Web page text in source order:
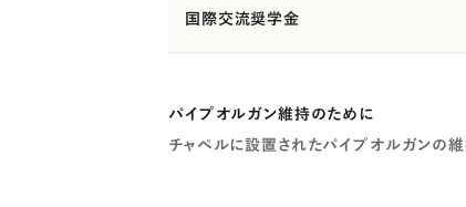
国際交流奨学金
パイプオルガン維持のために
チャペルに設置されたパイプオル